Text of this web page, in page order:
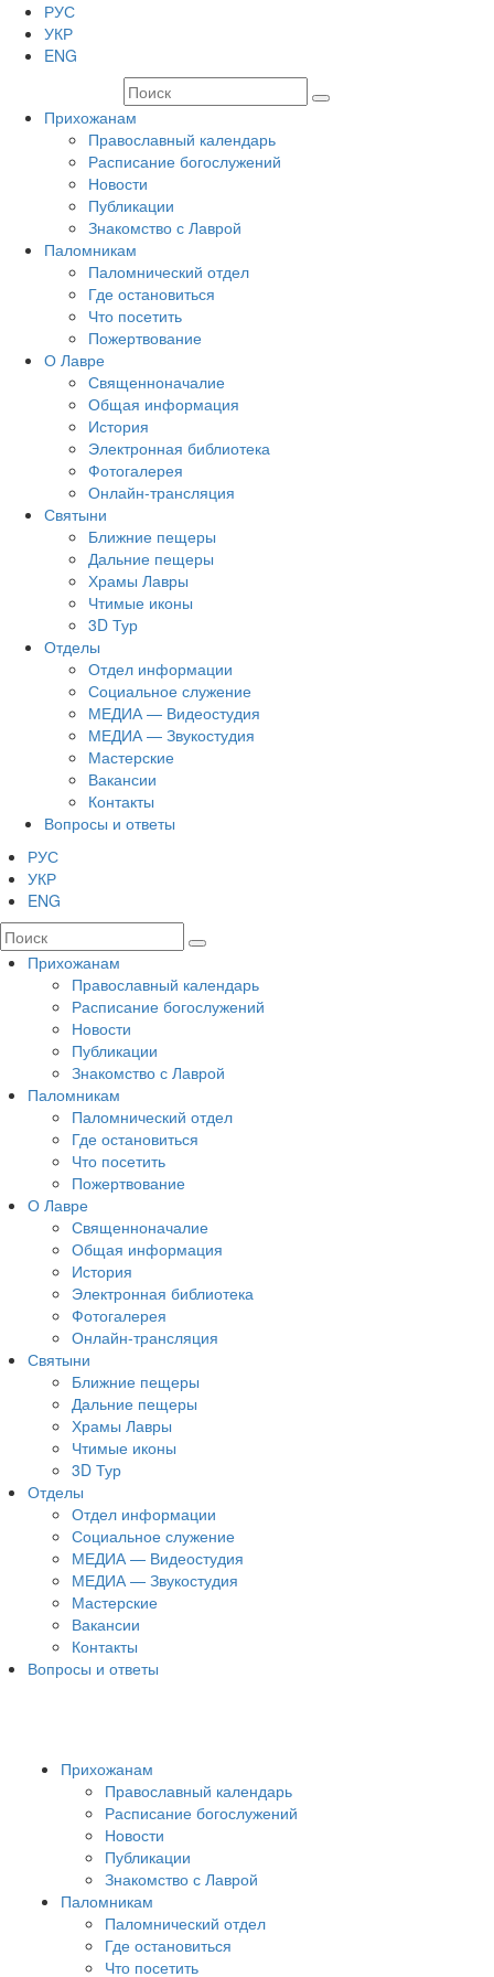
РУС
УКР
ENG
Прихожанам
Православный календарь
Расписание богослужений
Новости
Публикации
Знакомство с Лаврой
Паломникам
Паломнический отдел
Где остановиться
Что посетить
Пожертвование
О Лавре
Священноначалие
Общая информация
История
Электронная библиотека
Фотогалерея
Онлайн-трансляция
Святыни
Ближние пещеры
Дальние пещеры
Храмы Лавры
Чтимые иконы
3D Тур
Отделы
Отдел информации
Социальное служение
МЕДИА — Видеостудия
МЕДИА — Звукостудия
Мастерские
Вакансии
Контакты
Вопросы и ответы
РУС
УКР
ENG
Прихожанам
Православный календарь
Расписание богослужений
Новости
Публикации
Знакомство с Лаврой
Паломникам
Паломнический отдел
Где остановиться
Что посетить
Пожертвование
О Лавре
Священноначалие
Общая информация
История
Электронная библиотека
Фотогалерея
Онлайн-трансляция
Святыни
Ближние пещеры
Дальние пещеры
Храмы Лавры
Чтимые иконы
3D Тур
Отделы
Отдел информации
Социальное служение
МЕДИА — Видеостудия
МЕДИА — Звукостудия
Мастерские
Вакансии
Контакты
Вопросы и ответы
Прихожанам
Православный календарь
Расписание богослужений
Новости
Публикации
Знакомство с Лаврой
Паломникам
Паломнический отдел
Где остановиться
Что посетить